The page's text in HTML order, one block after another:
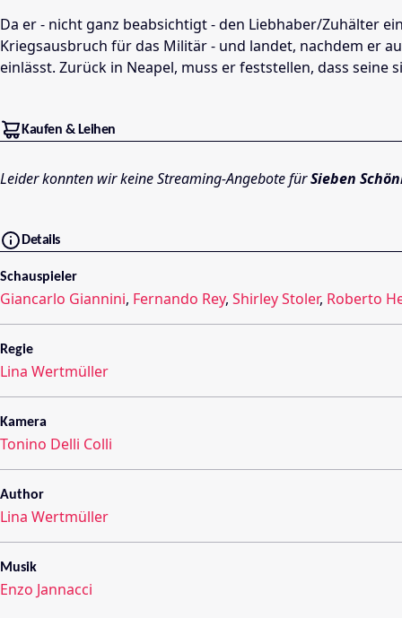
Da er - nicht ganz beabsichtigt - den Liebhaber/Zuhälter
Kriegsausbruch für das Militär - und landet, nachdem er
einlässt. Zurück in Neapel, muss er feststellen, dass
Kaufen & Leihen
Leider konnten wir keine Streaming-Angebote fürSieben
Details
Schauspieler
Giancarlo Giannini, Fernando Rey, Shirley Stoler, Roberto
Regie
Lina Wertmüller
Kamera
Tonino Delli Colli
Author
Lina Wertmüller
Musik
Enzo Jannacci